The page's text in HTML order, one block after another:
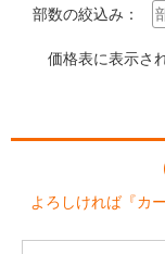
部数の絞込み：
価格表に表示さ
よろしければ『カ